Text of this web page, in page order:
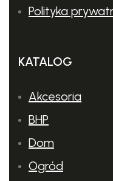
akcesoriów, urządzenie to
Polityka
KATALOG
Akcesoria
BHP
Dom
Ogród